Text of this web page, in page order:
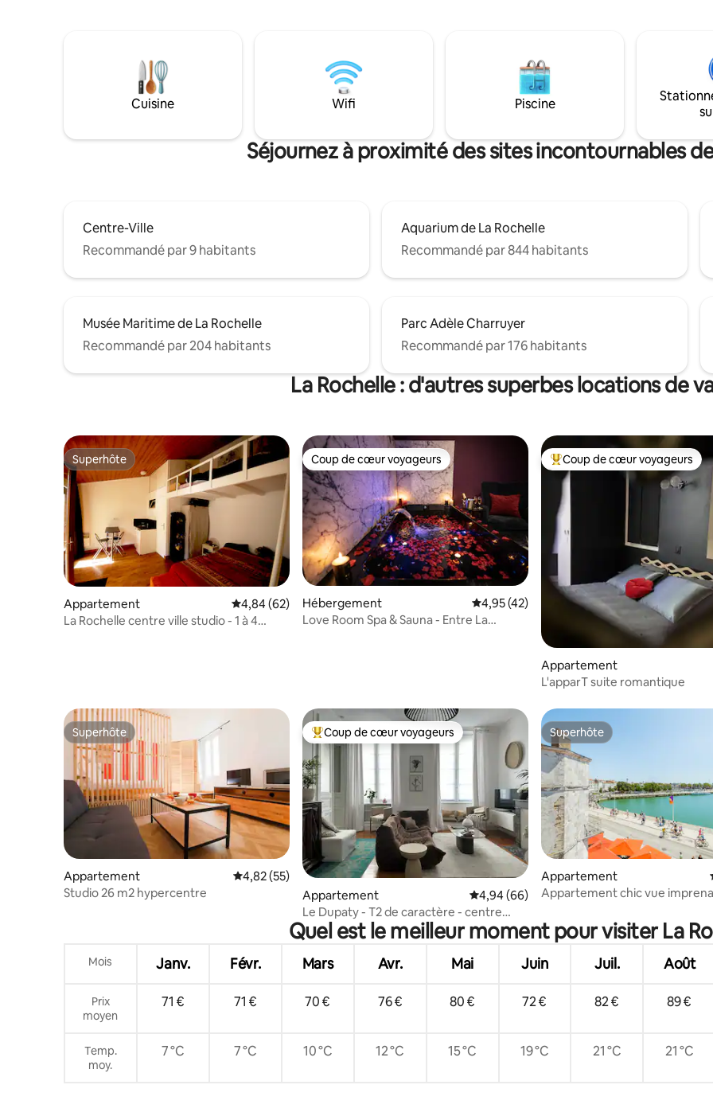
toilette. Grâce à l'isolation phonique il
permet de bénéficier de tous les
avantages de la vie citadine sans les
inconvénients.
Cuisine Wifi Piscine
Séjournez à proximité des sites incontournables
Centre-Ville
Recommandé par 9 habitants
Aquarium de La Rochelle
Recommandé par 844 habitants
Musée Maritime de La Rochelle
Recommandé par 204 habitants
Parc Adèle Charruyer
Recommandé par 176 habitants
La Rochelle : d'autres superbes locations de
Superhôte
Superhôte
Appartement Évaluation moyenne sur la base de 62 commentaires : 4,84 sur 5
4,84 (62)
La Rochelle centre ville studio - 1 à 4
Coup de cœur voyageurs
Coup de cœur voyageurs
Hébergement Évaluation moyenne sur la base de 42
4,95 (42)
Love Room Spa & Sauna - Entre La
Coups de cœur voyageurs les
Coup de cœur voyageurs
Appartement
L'apparT suite romantique
Superhôte
Superhôte
Appartement Évaluation moyenne sur la base de 55 commentaires : 4,82 sur 5
4,82 (55)
Studio 26 m2 hypercentre
Coups de cœur voyageurs les plus appréciés
Coup de cœur voyageurs
Appartement Évaluation moyenne sur la base de 66
4,94 (66)
Le Dupaty - T2 de caractère - centre
historique
Superhôte
Superhôte
Appartement
Appartement chic vue
Quel est le meilleur moment pour visiter La
Mois Janv. Févr. Mars Avr. Mai Juin Juil. Août
Prix
moyen
71 € 71 € 70 € 76 € 80 € 72 € 82 € 89 €
Temp.
moy.
7 °C 7 °C 10 °C 12 °C 15 °C 19 °C 21 °C 21 °C